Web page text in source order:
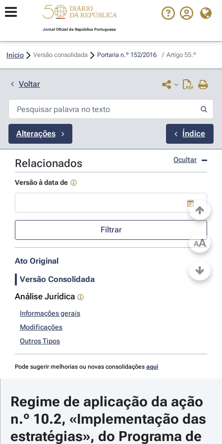
Jornal Oficial da República Portuguesa
Início Versão consolidada Portaria n.º 152/2016 / Artigo 55.º
Voltar
Alterações Índice
Relacionados Ocultar
Versão à data de
Use a tecla de seta para baixo para abrir o calendário; Use as
Filtrar
Ato Original
Versão Consolidada
Análise Jurídica
Informações gerais
Modificações
Outros Tipos
Pode sugerir melhorias ou novas consolidações aqui
Regime de aplicação da ação
n.º 10.2, «Implementação das
estratégias», do Programa de
AA